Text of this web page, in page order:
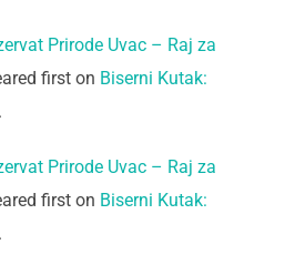
Prirode Uvac – Raj za
first on Biserni Kutak:
.
Prirode Uvac – Raj za
first on Biserni Kutak:
.